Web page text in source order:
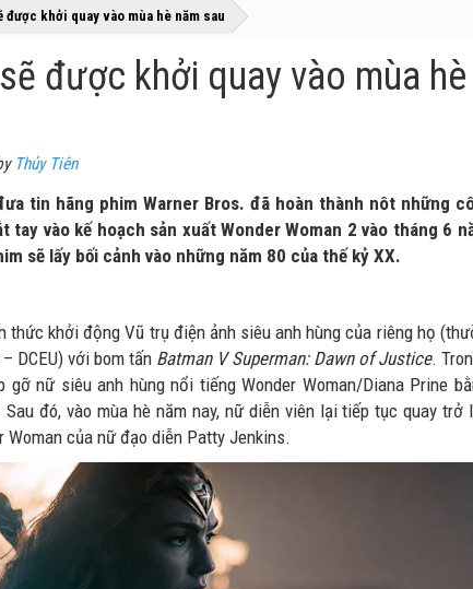
»»
được khởi quay vào mùa hè năm sau
được khởi quay vào mùa hè
Thủy Tiên
tin hãng phim Warner Bros. đã hoàn thành nôt những
vào kế hoạch sản xuất Wonder Woman 2 vào tháng 6
sẽ lấy bối cảnh vào những năm 80 của thế kỷ XX.
thức khởi động Vũ trụ điện ảnh siêu anh hùng của riêng họ
DCEU) với bom tấn Batman V Superman: Dawn of Justice.
nữ siêu anh hùng nổi tiếng Wonder Woman/Diana Prine
đó, vào mùa hè năm nay, nữ diễn viên lại tiếp tục quay trở
của nữ đạo diễn Patty Jenkins.